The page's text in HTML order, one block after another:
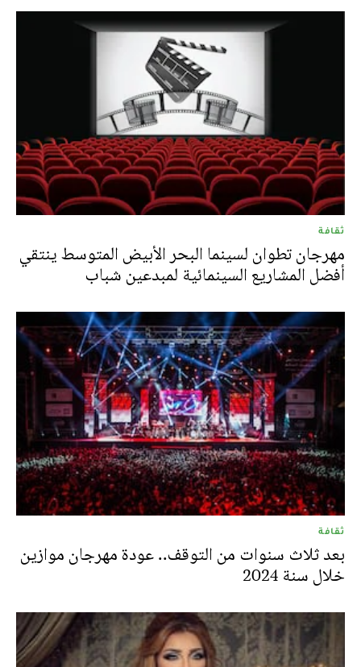
ثقافة
مهرجان تطوان لسينما البحر الأبيض المتوسط ينتقي
أفضل المشاريع السينمائية لمبدعين شباب
ثقافة
بعد ثلاث سنوات من التوقف.. عودة مهرجان موازين
خلال سنة 2024